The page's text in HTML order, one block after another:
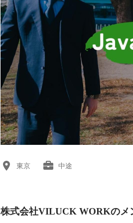
東京 中途
株式会社VILUCK WORKのメ